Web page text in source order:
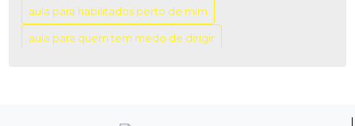
APRIMORAR SUAS HABILIDADES AO VOLANTE
AULA PARA HABILITADOS COM PREÇO ACESSÍVEL:
ENCONTRAR A MELHOR OPÇÃO NA SUA REGIÃO
aula para habilitados perto de mim
aula para quem tem medo de dirigir